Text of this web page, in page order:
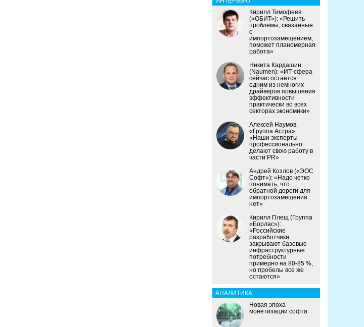
Кирилл Тимофеев
(«ОБИТ»): «Решить
проблемы, связанные
с
импортозамещением,
поможет планомерная
работа»
Никита Кардашин
(Naumen): «ИТ-сфера
сейчас остается
одним из немногих
драйверов повышения
эффективности
практически во всех
секторах экономики»
Алексей Наумов,
«Группа Астра»:
«Наши эксперты
профессионально
делают свою работу в
части PR»
Андрей Козлов («ЭОС
Софт»): «Надо четко
понимать, что
обратной дороги для
импортозамещения
нет»
Кирилл Плещ (Группа
«Борлас»):
«Российские
разработчики
закрывают базовые
инфраструктурные
потребности
примерно на 80-85 %,
но пробелы все же
остаются»
АНАЛИТИКА
Новая эпоха
монетизации софта